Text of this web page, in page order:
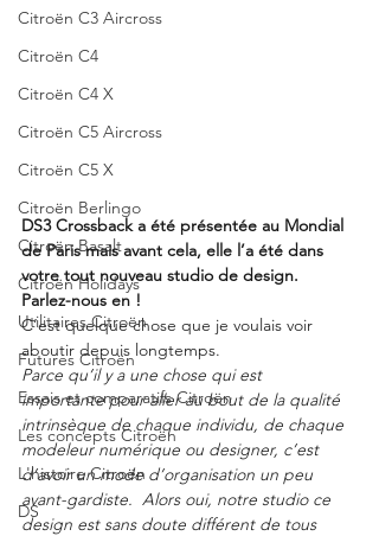
Citroën C3 Aircross
Citroën C4
Citroën C4 X
Citroën C5 Aircross
Citroën C5 X
Citroën Berlingo
Citroën Basalt
Citroën Holidays
Utilitaires Citroën
Futures Citroën
Essais et comparatifs Citroën
Les concepts Citroën
L'histoire Citroën
DS
DS3 Crossback a été présentée au Mondial
de Paris mais avant cela, elle l’a été dans
votre tout nouveau studio de design.
Parlez-nous en !
C’est quelque chose que je voulais voir
aboutir depuis longtemps.
Parce qu’il y a une chose qui est
importante pour aller au bout de la qualité
intrinsèque de chaque individu, de chaque
modeleur numérique ou designer, c’est
d’avoir un mode d’organisation un peu
avant-gardiste.  Alors oui, notre studio ce
design est sans doute différent de tous